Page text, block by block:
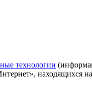
технологии
находящихся